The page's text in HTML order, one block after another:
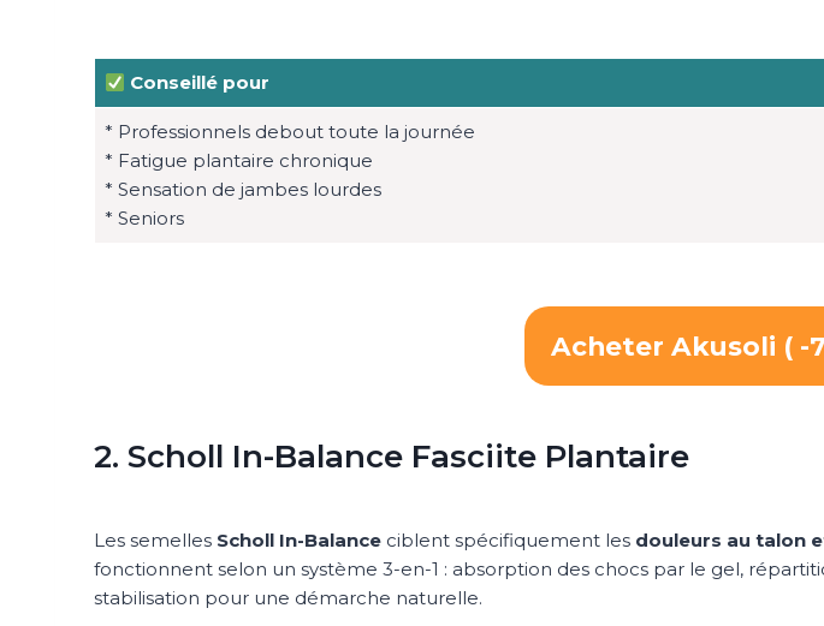
Conseillé pour
* Professionnels debout toute la journée
* Fatigue plantaire chronique
* Sensation de jambes lourdes
* Seniors
Acheter Akusoli ( -
2. Scholl In-Balance Fasciite Plantaire
Les semelles Scholl In-Balance ciblent spécifiquement les douleurs au talon
fonctionnent selon un système 3-en-1 : absorption des chocs par le gel,
stabilisation pour une démarche naturelle.